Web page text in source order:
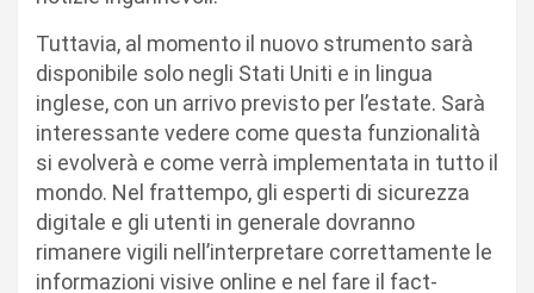
Tuttavia, al momento il nuovo strumento sarà
disponibile solo negli Stati Uniti e in lingua
inglese, con un arrivo previsto per l’estate. Sarà
interessante vedere come questa funzionalità
si evolverà e come verrà implementata in tutto il
mondo. Nel frattempo, gli esperti di sicurezza
digitale e gli utenti in generale dovranno
rimanere vigili nell’interpretare correttamente le
informazioni visive online e nel fare il fact-